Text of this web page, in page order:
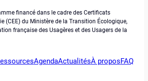
financé dans le cadre des Certificats
(CEE) du Ministère de la Transition Écologique,
française des Usagères et des Usagers de la
AgendaActualitésÀ proposFAQ